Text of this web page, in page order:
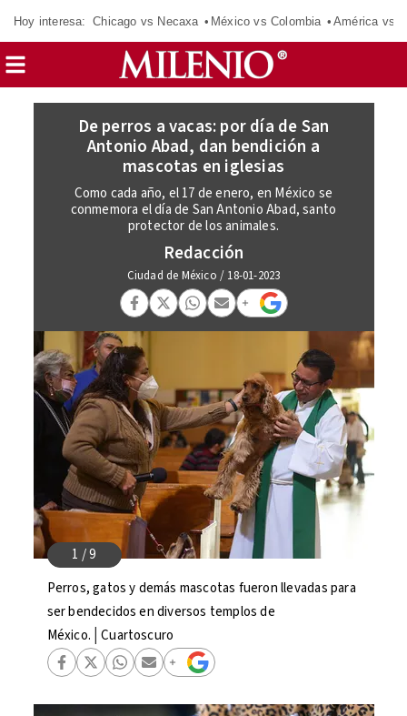
Hoy interesa: Chicago vs Necaxa México vs Colombia América vs
De perros a vacas: por día de San
Antonio Abad, dan bendición a
mascotas en iglesias
Como cada año, el 17 de enero, en México se
conmemora el día de San Antonio Abad, santo
protector de los animales.
Redacción
Ciudad de México / 18-01-2023
Perros, gatos y demás mascotas fueron llevadas para
ser bendecidos en diversos templos de
México.│Cuartoscuro